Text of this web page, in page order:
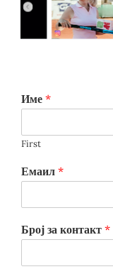
Име *
First
Емаил *
Број за контакт *